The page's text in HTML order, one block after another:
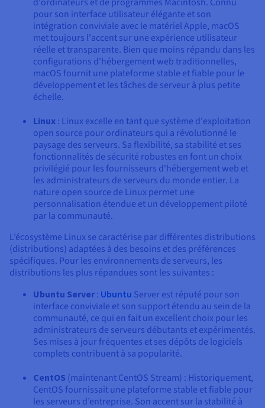
pour son interface utilisateur élégante et son
intégration conviviale avec le matériel Apple, macOS
met toujours l'accent sur une expérience utilisateur
réelle et transparente. Bien que moins répandu dans les
configurations d'hébergement web traditionnelles,
macOS fournit une plateforme stable et fiable pour le
développement et les tâches de serveur à plus petite
échelle.
Linux : Linux excelle en tant que système d'exploitation
open source pour ordinateurs qui a révolutionné le
paysage des serveurs. Sa flexibilité, sa stabilité et ses
fonctionnalités de sécurité robustes en font un choix
privilégié pour les fournisseurs d'hébergement web et
les administrateurs de serveurs du monde entier. La
nature open source de Linux permet une
personnalisation étendue et un développement piloté
par la communauté.
L’écosystème Linux se caractérise par différentes distributions
(distributions) adaptées à des besoins et des préférences
spécifiques. Pour les environnements de serveurs, les
distributions les plus répandues sont les suivantes :
Ubuntu Server : Ubuntu Server est réputé pour son
interface conviviale et son support étendu au sein de la
communauté, ce qui en fait un excellent choix pour les
administrateurs de serveurs débutants et expérimentés.
Ses mises à jour fréquentes et ses dépôts de logiciels
complets contribuent à sa popularité.
CentOS (maintenant CentOS Stream) : Historiquement,
CentOS fournissait une plateforme stable et fiable pour
les serveurs d’entreprise. Son accent sur la stabilité à